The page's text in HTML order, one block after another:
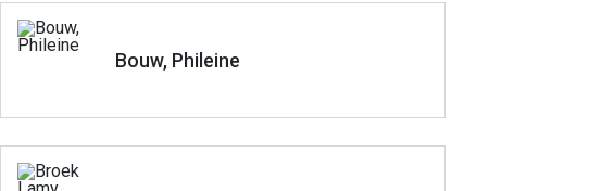
Bouw, Phileine